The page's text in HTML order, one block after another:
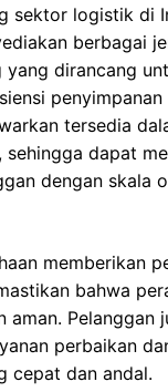
sektor logistik di
berbagai
yang dirancang
tersedia
dapat
dengan skala
memberikan
bahwa
aman. Pelanggan
perbaikan
cepat dan andal.